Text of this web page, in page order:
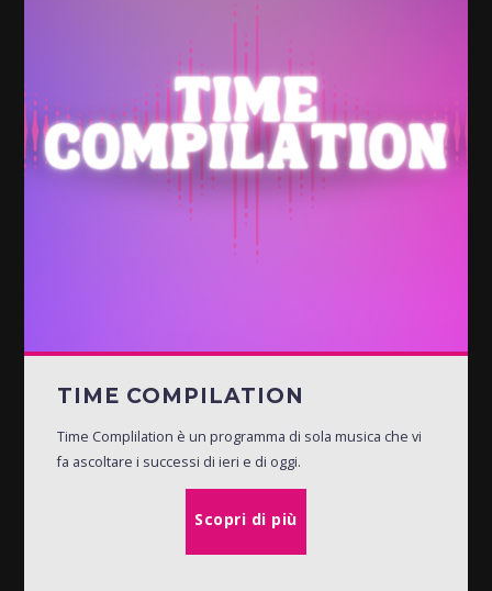
TIME COMPILATION
Time Complilation è un programma di sola musica che vi
fa ascoltare i successi di ieri e di oggi.
Scopri di più